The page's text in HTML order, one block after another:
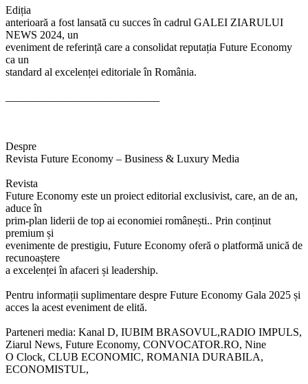
Ediția
anterioară a fost lansată cu succes în cadrul GALEI ZIARULUI
NEWS 2024, un
eveniment de referință care a consolidat reputația Future Economy
ca un
standard al excelenței editoriale în România.
Despre
Revista Future Economy – Business & Luxury Media
Revista
Future Economy este un proiect editorial exclusivist, care, an de an,
aduce în
prim-plan liderii de top ai economiei românești.. Prin conținut
premium și
evenimente de prestigiu, Future Economy oferă o platformă unică de
recunoaștere
a excelenței în afaceri și leadership.
Pentru informații suplimentare despre Future Economy Gala 2025 și
acces la acest eveniment de elită.
Parteneri media: Kanal D, IUBIM BRASOVUL,RADIO IMPULS,
Ziarul News, Future Economy, CONVOCATOR.RO, Nine
O Clock, CLUB ECONOMIC, ROMANIA DURABILA,
ECONOMISTUL,